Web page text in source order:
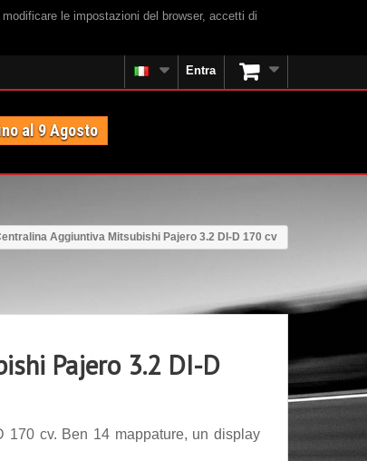
le impostazioni del browser, accetti di
Entra
al 9 Agosto
Aggiuntiva Mitsubishi Pajero 3.2 DI-D 170 cv
Pajero 3.2 DI-D
170 cv. Ben 14 mappature, un display